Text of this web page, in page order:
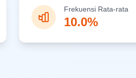
Frekuensi Rata-rata
10.0%